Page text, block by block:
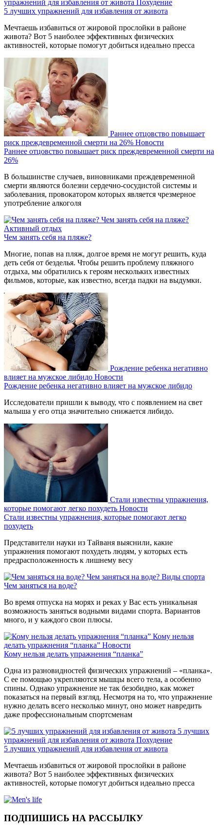
упражнений для избавления от живота
Похудение
5 лучших упражнений для избавления от живота
Мечтаешь избавиться от жировой прослойки в районе
живота? Вот 5 наиболее эффективных физических
активностей, которые помогут добиться идеально пресса
Раннее отцовство повышает
риск преждевременной смерти на 26% Новости
Раннее отцовство повышает риск преждевременной смерти на
26%
В большинстве случаев, виновниками преждевременной
смерти являются болезни сердечно-сосудистой системы и
заболевания, провокатором которых является чрезмерное
употребление алкоголя
Чем занять себя на пляже?
Активный отдых
Чем занять себя на пляже?
Многие, попав на пляж, долгое время не могут решить, куда
деть себя от безделья. Чтобы решить проблему пляжного
отдыха, мы обратились к героям нескольких известных
фильмов, которые, как известно, всегда падки на выдумки.
Рождение ребенка негативно
влияет на мужское либидо Новости
Рождение ребенка негативно влияет на мужское либидо
Исследователи пришли к выводу, что с появлением на свет
малыша у его отца значительно снижается либидо.
Стали известны упражнения,
которые помогают легко похудеть Новости
Стали известны упражнения, которые помогают легко
похудеть
Представители науки из Тайваня выяснили, какие
упражнения помогают похудеть людям, у которых есть
предрасположенность к лишнему весу
Чем заняться на воде? Виды спорта
Чем заняться на воде?
Во время отпуска на морях и реках у Вас есть уникальная
возможность заняться водными видами спорта. Вариантов
много, и у каждого свои плюсы.
Кому нельзя
делать упражнения “планка” Новости
Кому нельзя делать упражнения “планка”
Одна из разновидностей физических упражнений – «планка».
С ее помощью укрепляются мышцы всего тела, а особенно
спины. Однако упражнение не так безобидно, как может
показаться на первый взгляд. Несмотря на то, что упражнение
нужно делать всего несколько минут, оно может навредить
даже профессиональным спортсменам
5 лучших
упражнений для избавления от живота Похудение
5 лучших упражнений для избавления от живота
Мечтаешь избавиться от жировой прослойки в районе
живота? Вот 5 наиболее эффективных физических
активностей, которые помогут добиться идеально пресса
ПОДПИШИСЬ НА РАССЫЛКУ